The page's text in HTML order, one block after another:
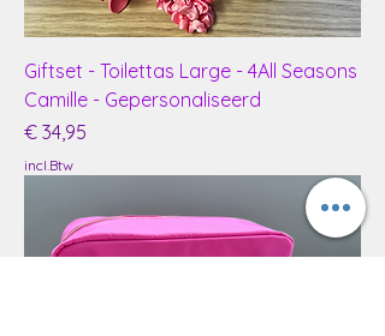
Giftset - Toilettas Large - 4All Seasons
Camille - Gepersonaliseerd
Prijs
€ 34,95
incl.Btw